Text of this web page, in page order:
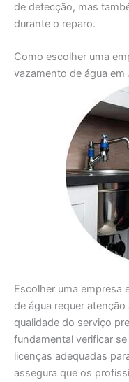
de detecção, mas
durante o reparo.
Como escolher uma
vazamento de água em
Escolher uma empresa
de água requer
qualidade do serviço
fundamental verificar
licenças adequadas
assegura que os